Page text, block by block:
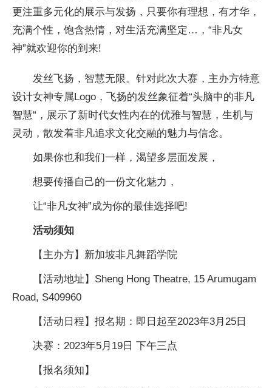
更注重多元化的展示与发扬，只要你有理想，有才华，
充满个性，饱含热情，对生活充满坚定…，“非凡女
神”就欢迎你的到来!
发丝飞扬，智慧无限。针对此次大赛，主办方特意
设计女神专属Logo，飞扬的发丝象征着“头脑中的非凡
智慧“，展示了新时代女性内在的优雅与智慧，生机与
灵动，散发着非凡追求文化交融的魅力与信念。
如果你也和我们一样，渴望多层面发展，
想要传播自己的一份文化魅力，
让“非凡女神”成为你的最佳选择吧!
活动须知
【主办方】新加坡非凡舞蹈学院
【活动地址】Sheng Hong Theatre, 15 Arumugam
Road, S409960
【活动日程】报名期：即日起至2023年3月25日
决赛：2023年5月19日 下午三点
【报名须知】